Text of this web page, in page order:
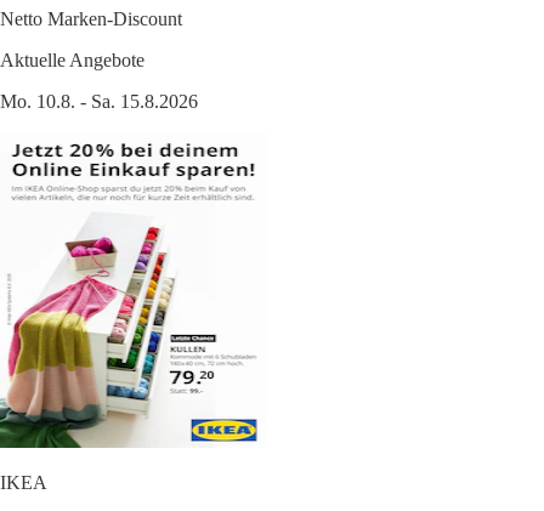
Netto Marken-Discount
Aktuelle Angebote
Mo. 10.8. - Sa. 15.8.2026
IKEA